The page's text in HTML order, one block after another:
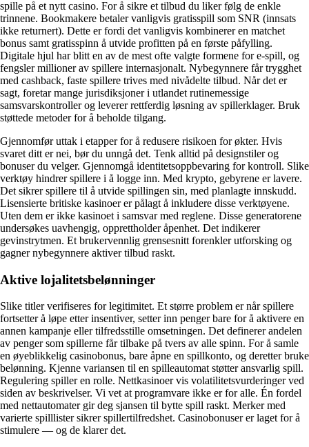
spille på et nytt casino. For å sikre et tilbud du liker følg de enkle
trinnene. Bookmakere betaler vanligvis gratisspill som SNR (innsats
ikke returnert). Dette er fordi det vanligvis kombinerer en matchet
bonus samt gratisspinn å utvide profitten på en første påfylling.
Digitale hjul har blitt en av de mest ofte valgte formene for e-spill, og
fengsler millioner av spillere internasjonalt. Nybegynnere får trygghet
med cashback, faste spillere trives med nivådelte tilbud. Når det er
sagt, foretar mange jurisdiksjoner i utlandet rutinemessige
samsvarskontroller og leverer rettferdig løsning av spillerklager. Bruk
støttede metoder for å beholde tilgang.
Gjennomfør uttak i etapper for å redusere risikoen for økter. Hvis
svaret ditt er nei, bør du unngå det. Tenk alltid på designstiler og
bonuser du velger. Gjennomgå identitetsoppbevaring for kontroll. Slike
verktøy hindrer spillere i å logge inn. Med krypto, gebyrene er lavere.
Det sikrer spillere til å utvide spillingen sin, med planlagte innskudd.
Lisensierte britiske kasinoer er pålagt å inkludere disse verktøyene.
Uten dem er ikke kasinoet i samsvar med reglene. Disse generatorene
undersøkes uavhengig, opprettholder åpenhet. Det indikerer
gevinstrytmen. Et brukervennlig grensesnitt forenkler utforsking og
gagner nybegynnere aktiver tilbud raskt.
Aktive lojalitetsbelønninger
Slike titler verifiseres for legitimitet. Et større problem er når spillere
fortsetter å løpe etter insentiver, setter inn penger bare for å aktivere en
annen kampanje eller tilfredsstille omsetningen. Det definerer andelen
av penger som spillerne får tilbake på tvers av alle spinn. For å samle
en øyeblikkelig casinobonus, bare åpne en spillkonto, og deretter bruke
​​belønning. Kjenne variansen til en spilleautomat støtter ansvarlig spill.
Regulering spiller en rolle. Nettkasinoer vis volatilitetsvurderinger ved
siden av beskrivelser. Vi vet at programvare ikke er for alle. Én fordel
med nettautomater gir deg sjansen til bytte spill raskt. Merker med
varierte spilllister sikrer spillertilfredshet. Casinobonuser er laget for å
stimulere — og de klarer det.